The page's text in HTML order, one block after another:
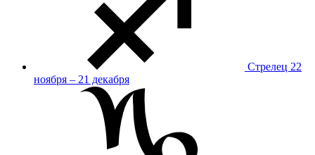
Стрелец 22
ноября – 21 декабря